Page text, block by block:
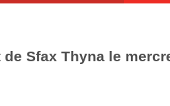
Sfax Thyna le